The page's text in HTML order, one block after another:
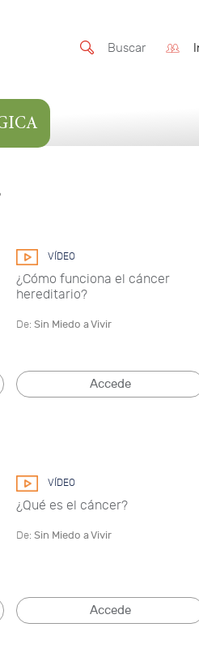
Buscar
VÍDEO
¿Cómo funciona el cáncer
hereditario?
De: Sin Miedo a Vivir
Accede
VÍDEO
¿Qué es el cáncer?
De: Sin Miedo a Vivir
Accede